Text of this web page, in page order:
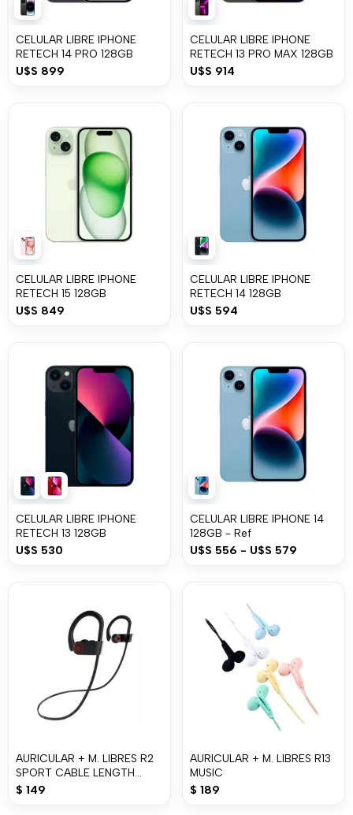
CELULAR LIBRE IPHONE
RETECH 14 PRO 128GB
U$S 899
CELULAR LIBRE IPHONE
RETECH 13 PRO MAX 128GB
U$S 914
CELULAR LIBRE IPHONE
RETECH 15 128GB
U$S 849
CELULAR LIBRE IPHONE
RETECH 14 128GB
U$S 594
CELULAR LIBRE IPHONE
RETECH 13 128GB
U$S 530
CELULAR LIBRE IPHONE 14
128GB - Ref
U$S 556 - U$S 579
AURICULAR + M. LIBRES R2
SPORT CABLE LENGTH
130CM
$ 149
AURICULAR + M. LIBRES R13
MUSIC
$ 189